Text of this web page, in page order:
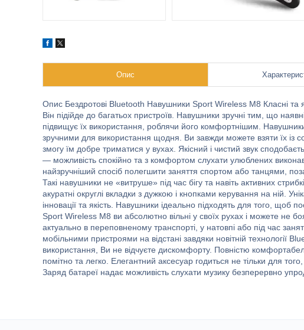
Опис
Опис Бездротові Bluetooth Навушники Sport Wireless M8 Класні та
Він підійде до багатьох пристроїв. Навушники зручні тим, що
підвищує їх використання, роблячи його комфортнішим.
зручними для використання щодня. Ви завжди можете взяти їх із
змогу їм добре триматися у вухах. Якісний і чистий звук
— можливість спокійно та з комфортом слухати улюблених
найзручніший спосіб полегшити заняття спортом або танцями,
Такі навушники не «витруше» під час бігу та навіть активних
акуратні округлі вкладки з дужкою і кнопками керування на ній.
інновації та якість. Навушники ідеально підходять для того,
Sport Wireless M8 ви абсолютно вільні у своїх рухах і можете не
актуально в переповненому транспорті, у натовпі або під час
мобільними пристроями на відстані завдяки новітній технології
використання, Ви не відчуєте дискомфорту. Повністю
помітно та легко. Елегантний аксесуар годиться не тільки для
Заряд батареї надає можливість слухати музику безперервно